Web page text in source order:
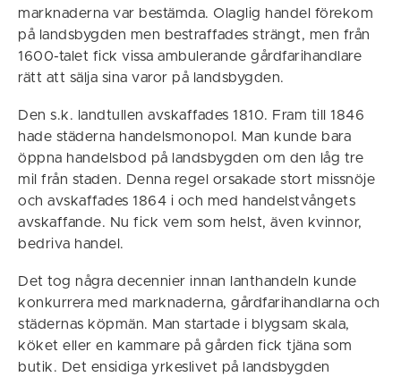
marknaderna var bestämda. Olaglig handel förekom
på landsbygden men bestraffades strängt, men från
1600-talet fick vissa ambulerande gårdfarihandlare
rätt att sälja sina varor på landsbygden.
Den s.k. landtullen avskaffades 1810. Fram till 1846
hade städerna handelsmonopol. Man kunde bara
öppna handelsbod på landsbygden om den låg tre
mil från staden. Denna regel orsakade stort missnöje
och avskaffades 1864 i och med handelstvångets
avskaffande. Nu fick vem som helst, även kvinnor,
bedriva handel.
Det tog några decennier innan lanthandeln kunde
konkurrera med marknaderna, gårdfarihandlarna och
städernas köpmän. Man startade i blygsam skala,
köket eller en kammare på gården fick tjäna som
butik. Det ensidiga yrkeslivet på landsbygden